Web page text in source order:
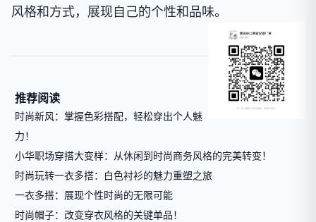
风格和方式，展现自己的个性和品味。
推荐阅读
时尚新风：掌握色彩搭配，轻松穿出个人魅
力！
小华职场穿搭大变样：从休闲到时尚商务风格的完美转变！
时尚玩转一衣多搭：白色衬衫的魅力重塑之旅
一衣多搭：展现个性时尚的无限可能
时尚帽子：改变穿衣风格的关键单品！